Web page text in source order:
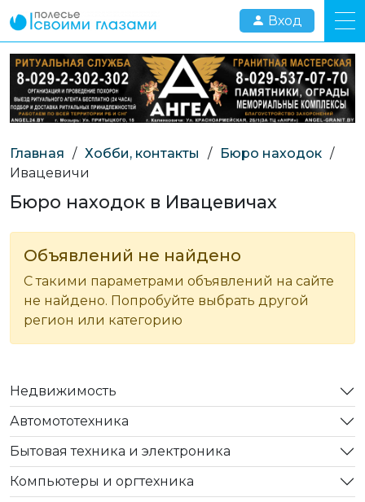
Вход
Главная / Хобби, контакты / Бюро находок /
Ивацевичи
Бюро находок в Ивацевичах
Объявлений не найдено
С такими параметрами объявлений на сайте
не найдено. Попробуйте выбрать другой
регион или категорию
Недвижимость
Автомототехника
Бытовая техника и электроника
Компьютеры и оргтехника